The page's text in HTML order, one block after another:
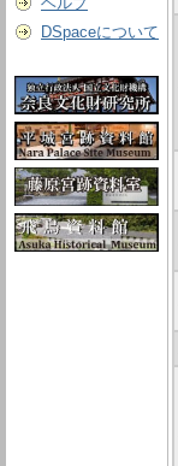
DSpaceについて